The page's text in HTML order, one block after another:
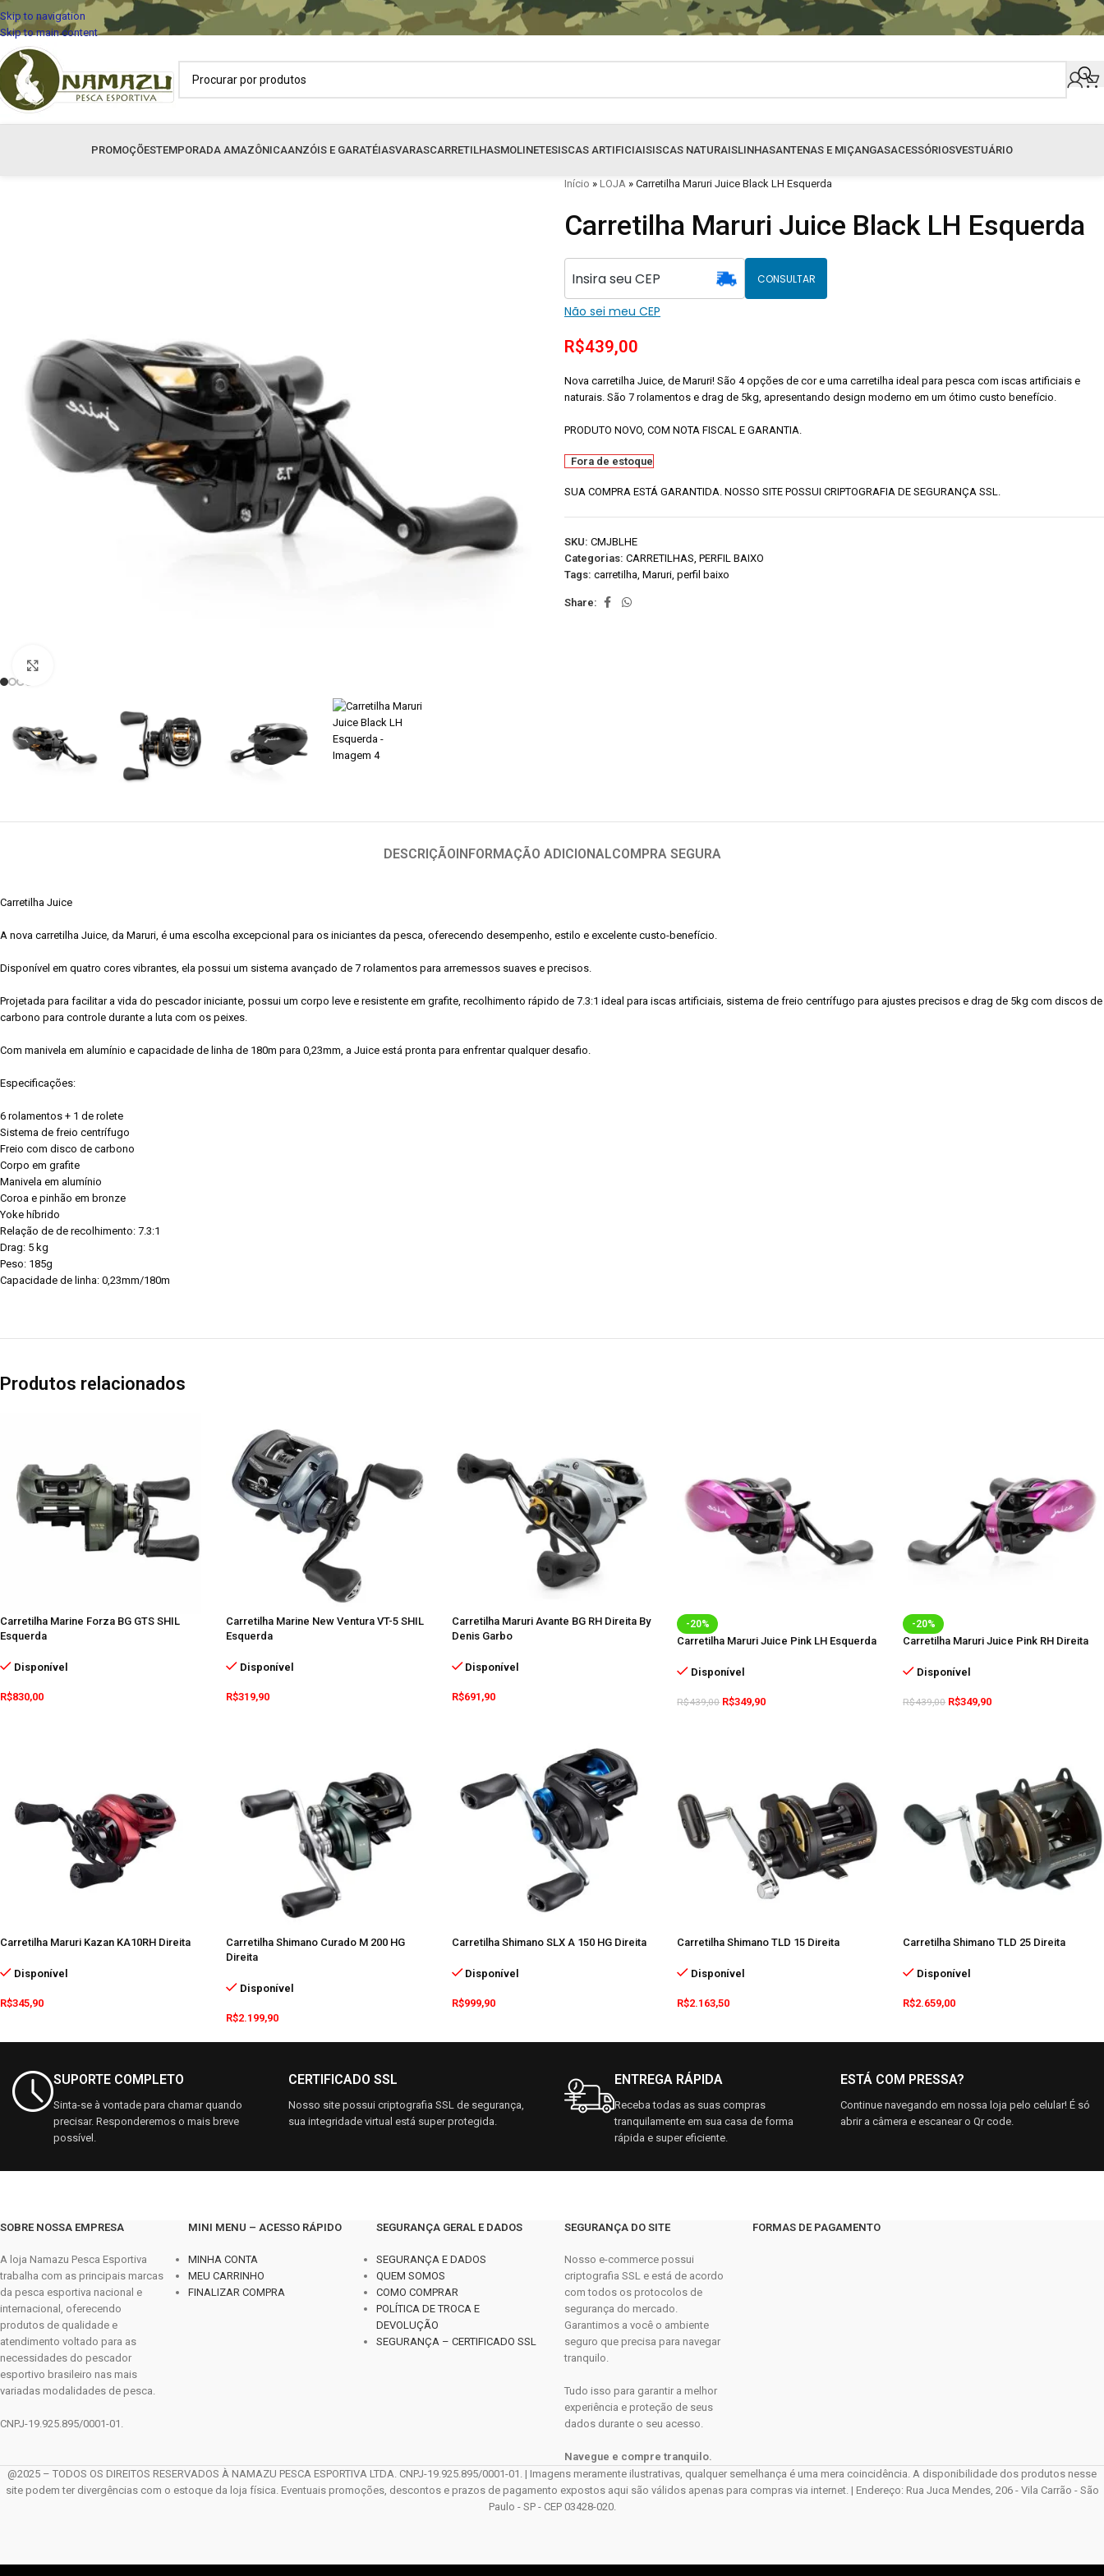
Skip to navigation
Skip to main content
PROMOÇÕESTEMPORADA AMAZÔNICAANZÓIS E GARATÉIASVARASCARRETILHASMOLINETESISCAS ARTIFICIAISISCAS NATURAISLINHASANTENAS E MIÇANGASACESSÓRIOSVESTUÁRIO
Início » LOJA » Carretilha Maruri Juice Black LH Esquerda
Carretilha Maruri Juice Black LH Esquerda
CONSULTAR
Não sei meu CEP
R$439,00
Nova carretilha Juice, de Maruri! São 4 opções de cor e uma carretilha ideal para pesca com iscas artificiais e
naturais. São 7 rolamentos e drag de 5kg, apresentando design moderno em um ótimo custo benefício.
PRODUTO NOVO, COM NOTA FISCAL E GARANTIA.
Fora de estoque
SUA COMPRA ESTÁ GARANTIDA. NOSSO SITE POSSUI CRIPTOGRAFIA DE SEGURANÇA SSL.
SKU: CMJBLHE
Categorias: CARRETILHAS, PERFIL BAIXO
Tags: carretilha, Maruri, perfil baixo
Share:
DESCRIÇÃO INFORMAÇÃO ADICIONALCOMPRA SEGURA
Carretilha Juice
A nova carretilha Juice, da Maruri, é uma escolha excepcional para os iniciantes da pesca, oferecendo desempenho, estilo e excelente custo-benefício.
Disponível em quatro cores vibrantes, ela possui um sistema avançado de 7 rolamentos para arremessos suaves e precisos.
Projetada para facilitar a vida do pescador iniciante, possui um corpo leve e resistente em grafite, recolhimento rápido de 7.3:1 ideal para iscas artificiais, sistema de freio centrífugo para ajustes precisos e drag de 5kg com discos de
carbono para controle durante a luta com os peixes.
Com manivela em alumínio e capacidade de linha de 180m para 0,23mm, a Juice está pronta para enfrentar qualquer desafio.
Especificações:
6 rolamentos + 1 de rolete
Sistema de freio centrífugo
Freio com disco de carbono
Corpo em grafite
Manivela em alumínio
Coroa e pinhão em bronze
Yoke híbrido
Relação de de recolhimento: 7.3:1
Drag: 5 kg
Peso: 185g
Capacidade de linha: 0,23mm/180m
Produtos relacionados
Carretilha Marine Forza BG GTS SHIL
Esquerda
Disponível
R$830,00
Carretilha Marine New Ventura VT-5 SHIL
Esquerda
Disponível
R$319,90
Carretilha Maruri Avante BG RH Direita By
Denis Garbo
Disponível
R$691,90
-20%
Carretilha Maruri Juice Pink LH Esquerda
Disponível
R$439,00 R$349,90
-20%
Carretilha Maruri Juice Pink RH Direita
Disponível
R$439,00 R$349,90
Carretilha Maruri Kazan KA10RH Direita
Disponível
R$345,90
Carretilha Shimano Curado M 200 HG
Direita
Disponível
R$2.199,90
Carretilha Shimano SLX A 150 HG Direita
Disponível
R$999,90
Carretilha Shimano TLD 15 Direita
Disponível
R$2.163,50
Carretilha Shimano TLD 25 Direita
Disponível
R$2.659,00
SUPORTE COMPLETO
Sinta-se à vontade para chamar quando
precisar. Responderemos o mais breve
possível.
CERTIFICADO SSL
Nosso site possui criptografia SSL de segurança,
sua integridade virtual está super protegida.
ENTREGA RÁPIDA
Receba todas as suas compras
tranquilamente em sua casa de forma
rápida e super eficiente.
ESTÁ COM PRESSA?
Continue navegando em nossa loja pelo celular! É só
abrir a câmera e escanear o Qr code.
SOBRE NOSSA EMPRESA
A loja Namazu Pesca Esportiva
trabalha com as principais marcas
da pesca esportiva nacional e
internacional, oferecendo
produtos de qualidade e
atendimento voltado para as
necessidades do pescador
esportivo brasileiro nas mais
variadas modalidades de pesca.
CNPJ-19.925.895/0001-01.
MINI MENU – ACESSO RÁPIDO
MINHA CONTA
MEU CARRINHO
FINALIZAR COMPRA
SEGURANÇA GERAL E DADOS
SEGURANÇA E DADOS
QUEM SOMOS
COMO COMPRAR
POLÍTICA DE TROCA E
DEVOLUÇÃO
SEGURANÇA – CERTIFICADO SSL
SEGURANÇA DO SITE
Nosso e-commerce possui
criptografia SSL e está de acordo
com todos os protocolos de
segurança do mercado.
Garantimos a você o ambiente
seguro que precisa para navegar
tranquilo.
Tudo isso para garantir a melhor
experiência e proteção de seus
dados durante o seu acesso.
Navegue e compre tranquilo.
FORMAS DE PAGAMENTO
@2025 – TODOS OS DIREITOS RESERVADOS À NAMAZU PESCA ESPORTIVA LTDA. CNPJ-19.925.895/0001-01. | Imagens meramente ilustrativas, qualquer semelhança é uma mera coincidência. A disponibilidade dos produtos nesse
site podem ter divergências com o estoque da loja física. Eventuais promoções, descontos e prazos de pagamento expostos aqui são válidos apenas para compras via internet. | Endereço: Rua Juca Mendes, 206 - Vila Carrão - São
Paulo - SP - CEP 03428-020.